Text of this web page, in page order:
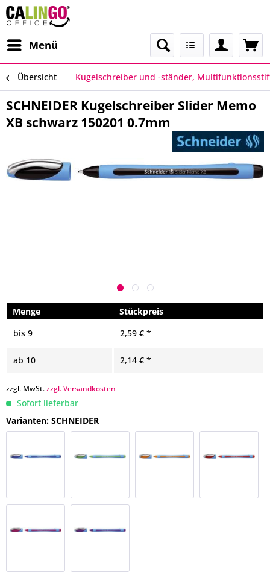
Menü
Übersicht Kugelschreiber und -ständer,
SCHNEIDER Kugelschreiber Slider Memo
XB schwarz 150201 0.7mm
Menge
Stückpreis
bis 9 2,59 € *
ab 10 2,14 € *
zzgl. MwSt.zzgl. Versandkosten
Sofort lieferbar
Varianten: SCHNEIDER